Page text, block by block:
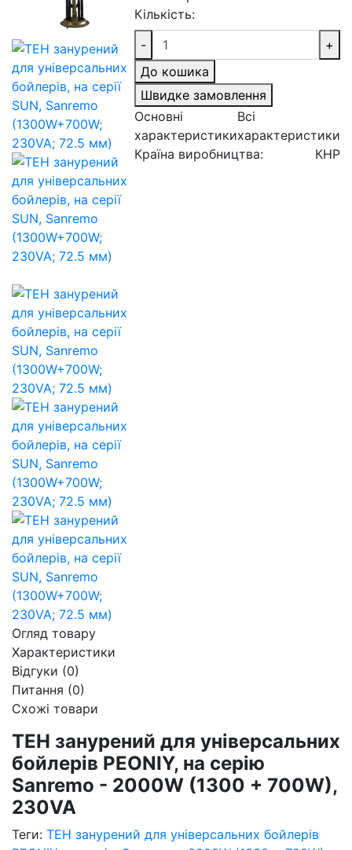
Основні
характеристики
Всі
характеристики
Країна виробництва:
КНР
Кількість:
-
+
До кошика
Швидке замовлення
Огляд товару
Характеристики
Відгуки (0)
Питання (0)
Схожі товари
ТЕН занурений для універсальних
бойлерів PEONIY, на серію
Sanremo - 2000W (1300 + 700W),
230VA
Теги: ТЕН занурений для універсальних бойлерів